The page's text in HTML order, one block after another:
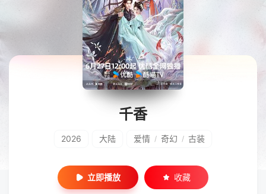
暂无观看影片的记录
千香
2026 大陆 爱情 / 奇幻 / 古装
立即播放 收藏